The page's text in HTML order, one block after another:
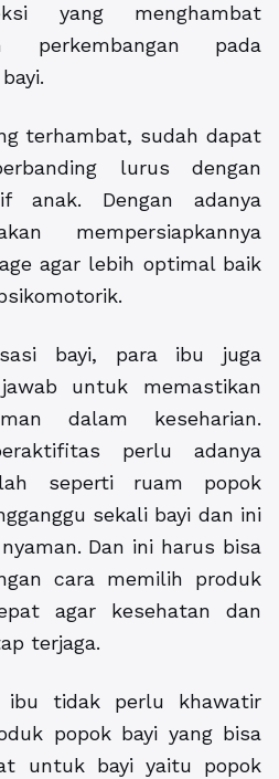
yang menghambat
perkembangan pada
terhambat, sudah dapat
lurus dengan
anak. Dengan adanya
mempersiapkannya
agar lebih optimal baik
bayi, para ibu juga
untuk memastikan
dalam keseharian.
perlu adanya
seperti ruam popok
sekali bayi dan ini
Dan ini harus bisa
cara memilih produk
agar kesehatan dan
terjaga.
tidak perlu khawatir
popok bayi yang bisa
untuk bayi yaitu popok